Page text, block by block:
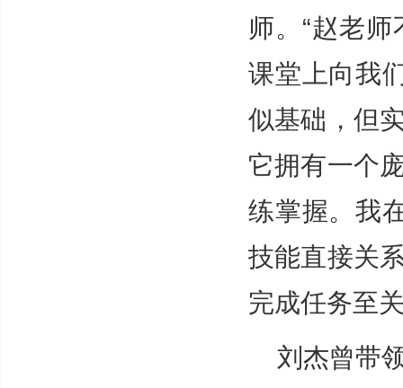
师。“赵老
课堂上向我
似基础，但
它拥有一个
练掌握。我
技能直接关
完成任务至
刘杰曾带